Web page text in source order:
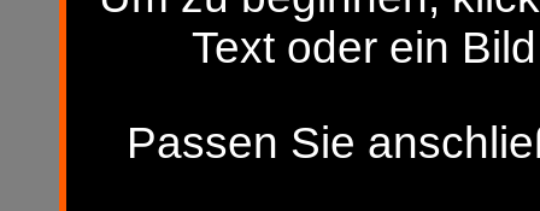
Text oder ein
Passen Sie